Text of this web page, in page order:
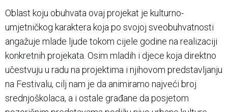
Oblast koju obuhvata ovaj projekat je kulturno-
umjetničkog karaktera koja po svojoj sveobuhvatnosti
angažuje mlade ljude tokom cijele godine na realizaciji
konkretnih projekata. Osim mladih i djece koja direktno
učestvuju u radu na projektima i njihovom predstavljanju
na Festivalu, cilj nam je da animiramo najveći broj
srednjoškolaca, a i ostale građane da posjetom